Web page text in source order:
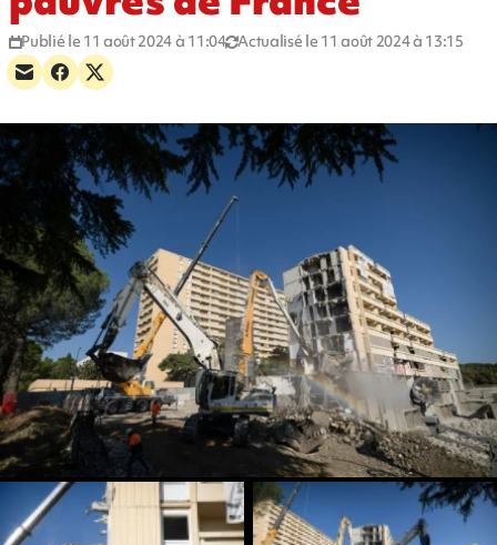
Publié le 11 août 2024 à 11:04 Actualisé le 11 août 2024 à 13:15